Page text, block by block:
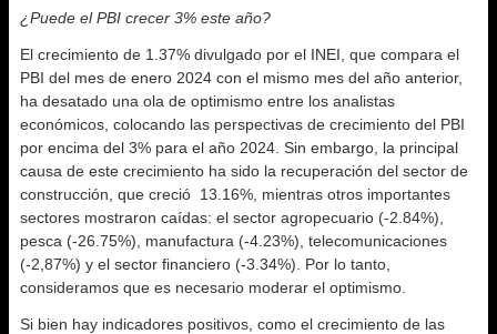
¿Puede el PBI crecer 3% este año?
El crecimiento de 1.37% divulgado por el INEI, que compara el
PBI del mes de enero 2024 con el mismo mes del año anterior,
ha desatado una ola de optimismo entre los analistas
económicos, colocando las perspectivas de crecimiento del PBI
por encima del 3% para el año 2024. Sin embargo, la principal
causa de este crecimiento ha sido la recuperación del sector de
construcción, que creció 13.16%, mientras otros importantes
sectores mostraron caídas: el sector agropecuario (-2.84%),
pesca (-26.75%), manufactura (-4.23%), telecomunicaciones
(-2,87%) y el sector financiero (-3.34%). Por lo tanto,
consideramos que es necesario moderar el optimismo.
Si bien hay indicadores positivos, como el crecimiento de las